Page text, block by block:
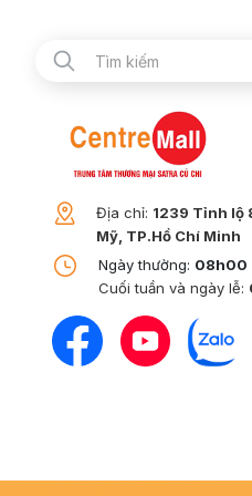
Địa chỉ: 1239 Tỉnh lộ
Mỹ, TP.Hồ Chí Minh
Ngày thường: 08h00
Cuối tuần và ngày lễ: